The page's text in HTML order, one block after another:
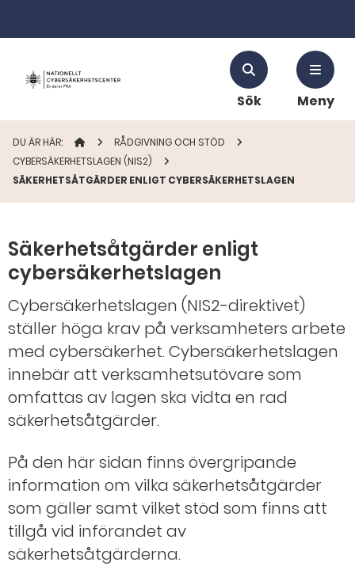
Sök Meny
DU ÄR HÄR: STARTSIDANRÅDGIVNING OCH STÖD
CYBERSÄKERHETSLAGEN (NIS2)
SÄKERHETSÅTGÄRDER ENLIGT CYBERSÄKERHETSLAGEN
Säkerhetsåtgärder enligt
cybersäkerhetslagen
Cybersäkerhetslagen (NIS2-direktivet)
ställer höga krav på verksamheters arbete
med cybersäkerhet. Cybersäkerhetslagen
innebär att verksamhetsutövare som
omfattas av lagen ska vidta en rad
säkerhetsåtgärder.
På den här sidan finns övergripande
information om vilka säkerhetsåtgärder
som gäller samt vilket stöd som finns att
tillgå vid införandet av
säkerhetsåtgärderna.